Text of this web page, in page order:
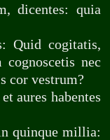
dicentes: quia
Quid cogitatis,
cognoscetis nec
cor vestrum?
aures habentes
quinque millia: